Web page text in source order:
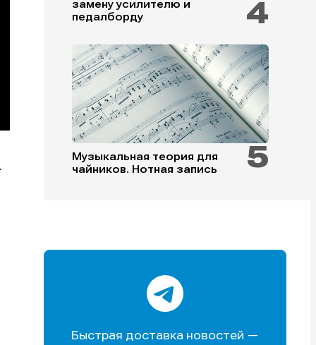
замену усилителю и
педалборду
Музыкальная теория для
чайников. Нотная запись
Быстрая доставка новостей —